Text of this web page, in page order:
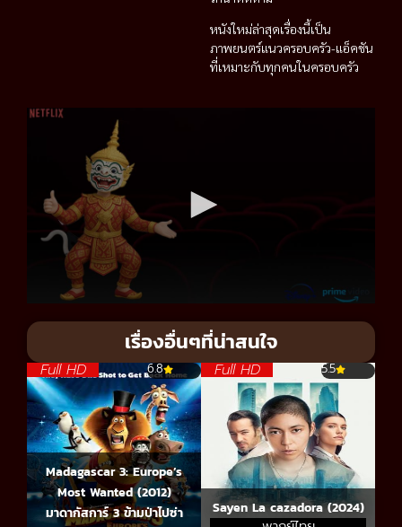
หนังใหม่ล่าสุดเรื่องนี้เป็น
ภาพยนตร์แนวครอบครัว-แอ็คชัน
ที่เหมาะกับทุกคนในครอบครัว
เรื่องอื่นๆที่น่าสนใจ
Full HD 6.8
Madagascar 3: Europe’s
Most Wanted (2012)
มาดากัสการ์ 3 ข้ามป่าไปซ่า
Full HD 5.5
Sayen La cazadora (2024)